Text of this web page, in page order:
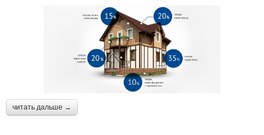
читать дальше →